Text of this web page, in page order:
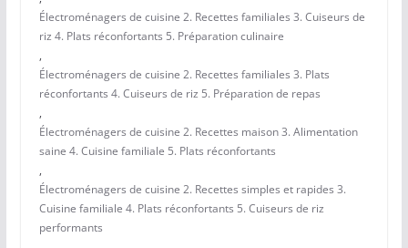
Électroménagers de cuisine 2. Recettes familiales 3. Cuiseurs de
riz 4. Plats réconfortants 5. Préparation culinaire
,
Électroménagers de cuisine 2. Recettes familiales 3. Plats
réconfortants 4. Cuiseurs de riz 5. Préparation de repas
,
Électroménagers de cuisine 2. Recettes maison 3. Alimentation
saine 4. Cuisine familiale 5. Plats réconfortants
,
Électroménagers de cuisine 2. Recettes simples et rapides 3.
Cuisine familiale 4. Plats réconfortants 5. Cuiseurs de riz
performants